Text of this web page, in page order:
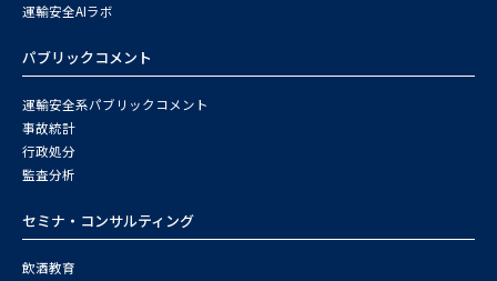
運輸安全AIラボ
パブリックコメント
運輸安全系パブリックコメント
事故統計
行政処分
監査分析
セミナ・コンサルティング
飲酒教育